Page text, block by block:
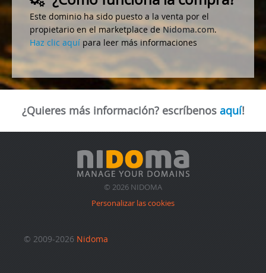
Este dominio ha sido puesto a la venta por el
propietario en el marketplace deNidoma.com.
Haz clic aquí para leer más informaciones
¿Quieres más información? escríbenos aquí!
© 2026 NIDOMA
Personalizar las cookies
© 2009-2026 Nidoma